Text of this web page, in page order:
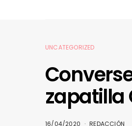
UNCATEGORIZED
zapatilla
16/04/2020 REDACCIÓN